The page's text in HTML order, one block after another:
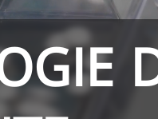
FFV THS/